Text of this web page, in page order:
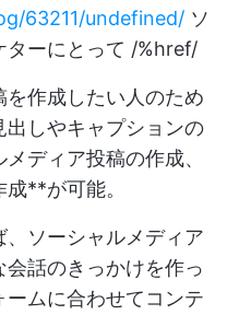
63211/undefined/ ソ
ターにとって /%href/
作成したい人のため
しやキャプションの
ディア投稿の作成、
**が可能。
ソーシャルメディア
話のきっかけを作っ
ムに合わせてコンテ